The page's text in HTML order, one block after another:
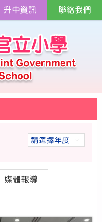
升中資訊 聯絡我們
請選擇年度
媒體報導